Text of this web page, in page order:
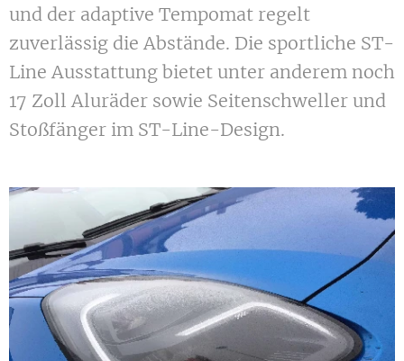
und der adaptive Tempomat regelt
zuverlässig die Abstände. Die sportliche ST-
Line Ausstattung bietet unter anderem noch
17 Zoll Aluräder sowie Seitenschweller und
Stoßfänger im ST-Line-Design.